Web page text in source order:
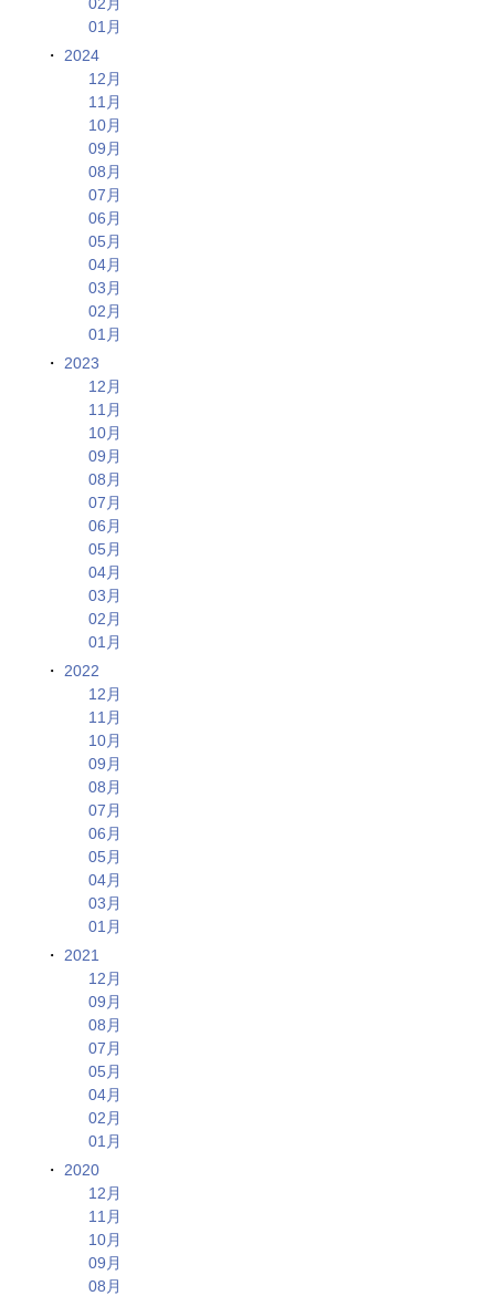
01月
2024
12月
11月
10月
09月
08月
07月
06月
05月
04月
03月
02月
01月
2023
12月
11月
10月
09月
08月
07月
06月
05月
04月
03月
02月
01月
2022
12月
11月
10月
09月
08月
07月
06月
05月
04月
03月
01月
2021
12月
09月
08月
07月
05月
04月
02月
01月
2020
12月
11月
10月
09月
08月